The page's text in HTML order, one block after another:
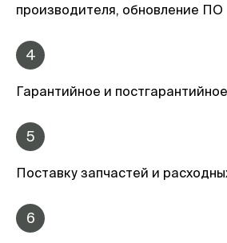
производителя, обновление ПО
4
Гарантийное и
5
Поставку запчастей и
6